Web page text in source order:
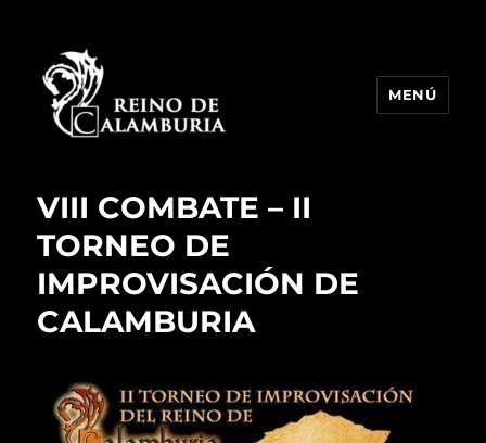
MENÚ
VIII COMBATE – II
TORNEO DE
IMPROVISACIÓN DE
CALAMBURIA